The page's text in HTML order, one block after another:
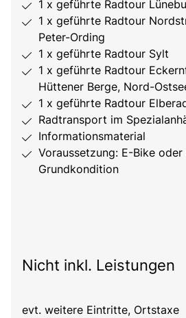
1 x geführte Radtour
1 x geführte Radtour
Peter-Ording
1 x geführte Radtour Sylt
1 x geführte Radtour
Hüttener Berge, Nord-
1 x geführte Radtour
Radtransport im
Informationsmaterial
Voraussetzung: E-Bike
Grundkondition
Nicht inkl. Leistungen
evt. weitere Eintritte, Ortstaxe